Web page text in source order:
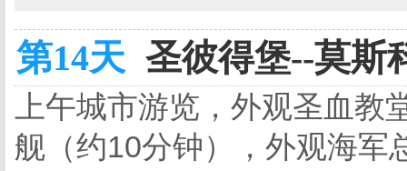
第14天 圣彼得堡--莫斯
上午城市游览，外观圣血
舰（约10分钟），外观海军